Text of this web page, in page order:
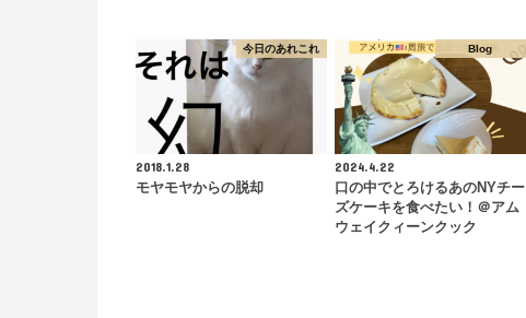
今日のあれこれ
2018.1.28
モヤモヤからの脱却
Blog
2024.4.22
口の中でとろけるあのNYチー
ズケーキを食べたい！＠アム
ウェイクィーンクック